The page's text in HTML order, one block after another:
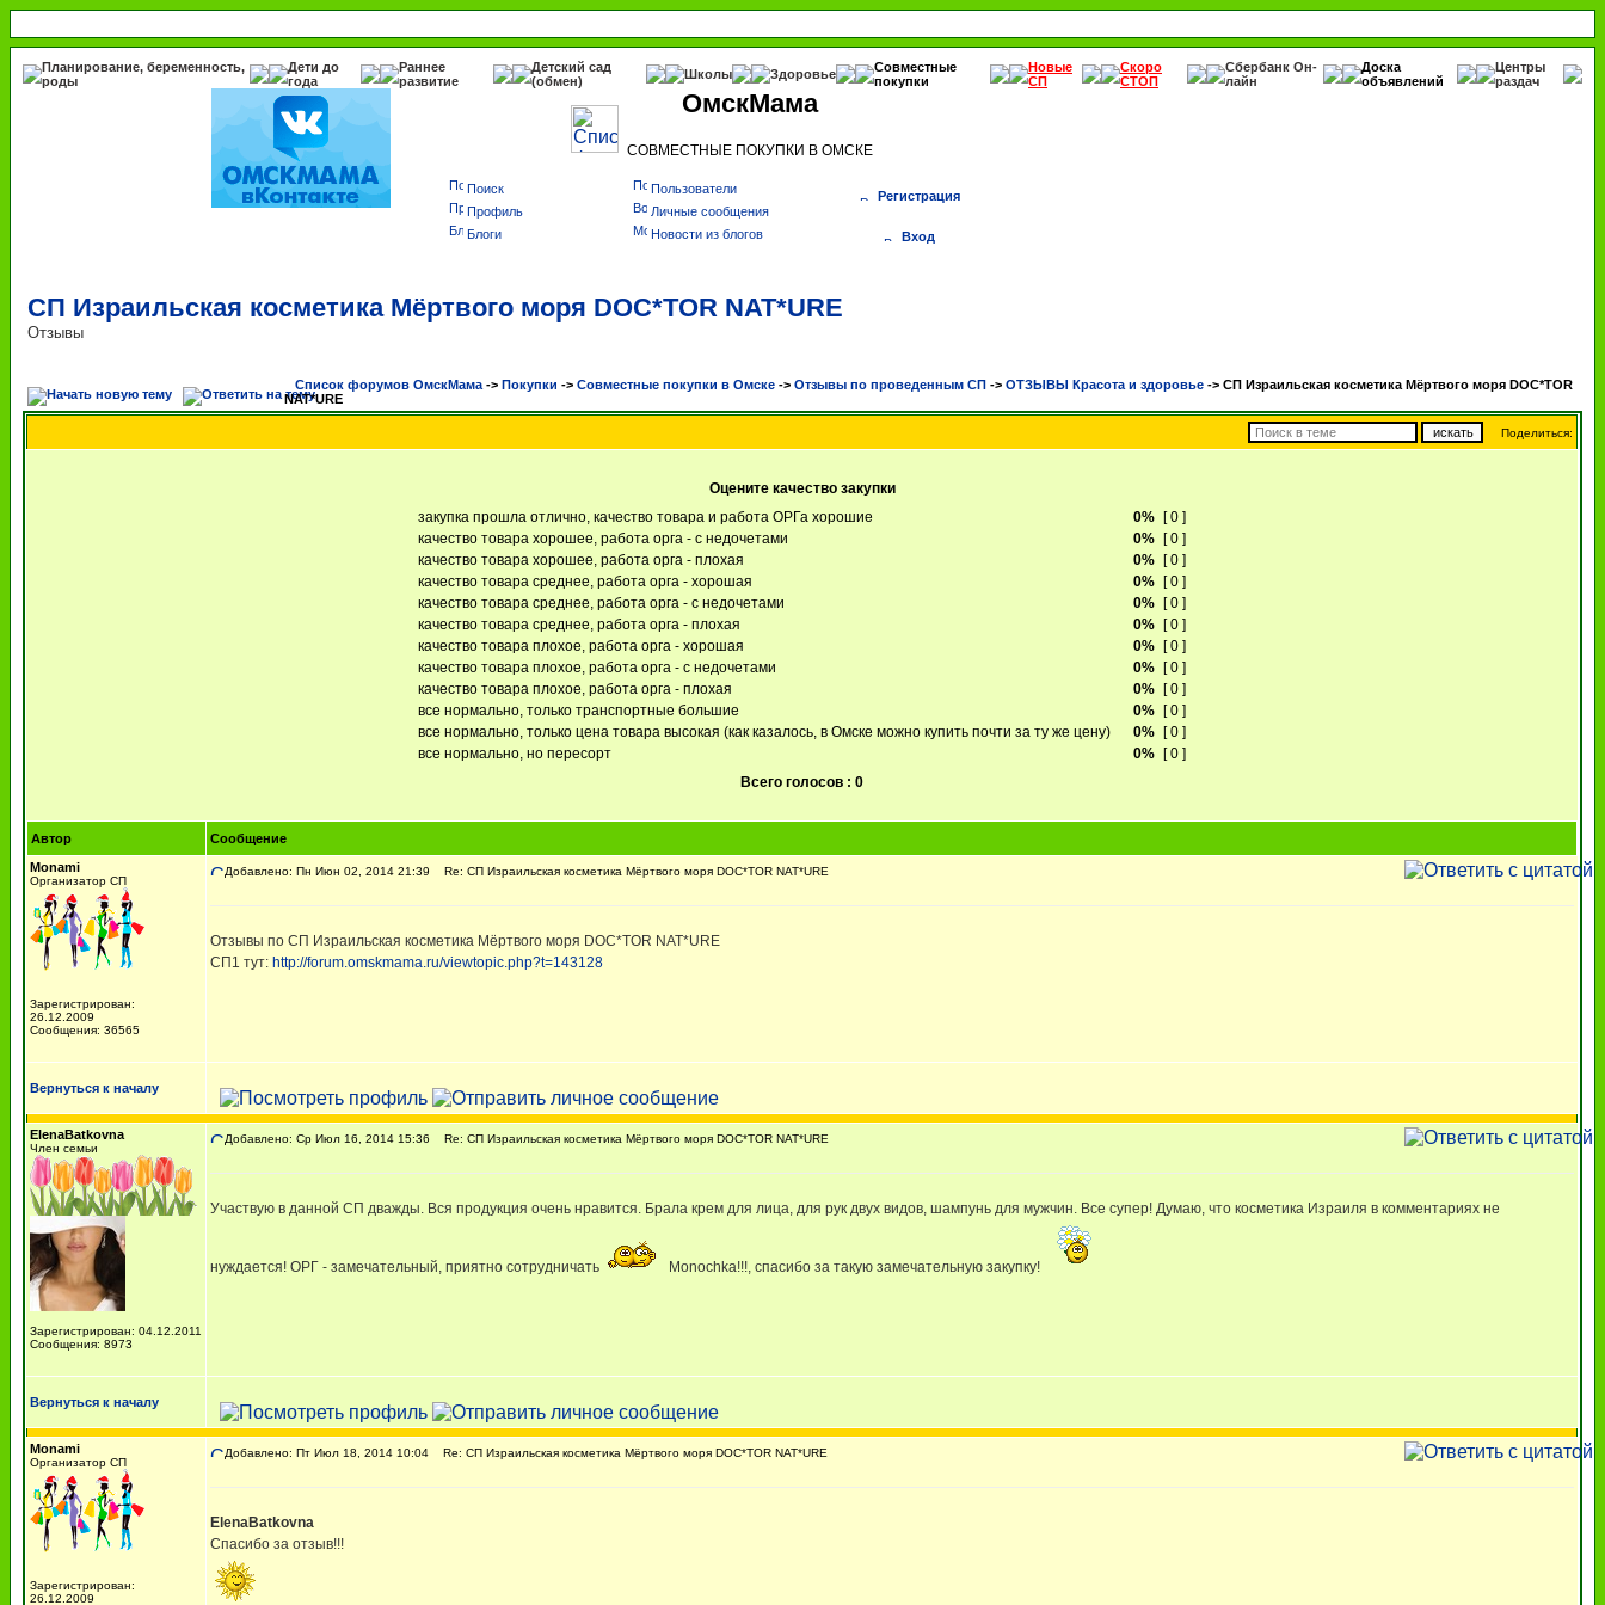
Планирование, беременность,
роды
Дети до
года
Раннее
развитие
Детский сад
(обмен)
Школы Здоровье
Совместные
покупки
Новые
СП
Скоро
СТОП
Сбербанк Он-
лайн
Доска
объявлений
Центры
раздач
ОмскМама
СОВМЕСТНЫЕ ПОКУПКИ В ОМСКЕ
Поиск
Пользователи
Профиль
Личные сообщения
Блоги
Новости из блогов
Регистрация
Вход
СП Израильская косметика Мёртвого моря DOC*TOR NAT*URE
Отзывы
Список форумов ОмскМама -> Покупки -> Cовместные покупки в Омске -> Отзывы по проведенным СП -> ОТЗЫВЫ Красота и здоровье -> СП Израильская косметика Мёртвого моря DOC*TOR
NAT*URE
Поделиться:
Оцените качество закупки
закупка прошла отлично, качество товара и работа ОРГа хорошие
0% [ 0 ]
качество товара хорошее, работа орга - с недочетами
0% [ 0 ]
качество товара хорошее, работа орга - плохая
0% [ 0 ]
качество товара среднее, работа орга - хорошая
0% [ 0 ]
качество товара среднее, работа орга - с недочетами
0% [ 0 ]
качество товара среднее, работа орга - плохая
0% [ 0 ]
качество товара плохое, работа орга - хорошая
0% [ 0 ]
качество товара плохое, работа орга - с недочетами
0% [ 0 ]
качество товара плохое, работа орга - плохая
0% [ 0 ]
все нормально, только транспортные большие
0% [ 0 ]
все нормально, только цена товара высокая (как казалось, в Омске можно купить почти за ту же цену)
0% [ 0 ]
все нормально, но пересорт
0% [ 0 ]
Всего голосов : 0
Автор
Сообщение
Monami
Организатор СП
Зарегистрирован:
26.12.2009
Сообщения: 36565
Добавлено: Пн Июн 02, 2014 21:39 Re: СП Израильская косметика Мёртвого моря DOC*TOR NAT*URE
Отзывы по СП Израильская косметика Мёртвого моря DOC*TOR NAT*URE
СП1 тут: http://forum.omskmama.ru/viewtopic.php?t=143128
Вернуться к началу
ElenaBatkovna
Член семьи
Зарегистрирован: 04.12.2011
Сообщения: 8973
Добавлено: Ср Июл 16, 2014 15:36 Re: СП Израильская косметика Мёртвого моря DOC*TOR NAT*URE
Участвую в данной СП дважды. Вся продукция очень нравится. Брала крем для лица, для рук двух видов, шампунь для мужчин. Все супер! Думаю, что косметика Израиля в комментариях не
нуждается! ОРГ - замечательный, приятно сотрудничать Monochka!!!, спасибо за такую замечательную закупку!
Вернуться к началу
Monami
Организатор СП
Зарегистрирован:
26.12.2009
Добавлено: Пт Июл 18, 2014 10:04 Re: СП Израильская косметика Мёртвого моря DOC*TOR NAT*URE
ElenaBatkovna
Спасибо за отзыв!!!